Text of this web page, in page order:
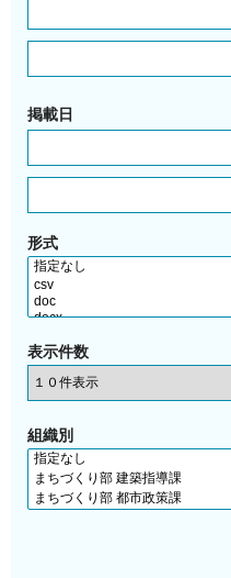
掲載日
形式
表示件数
組織別